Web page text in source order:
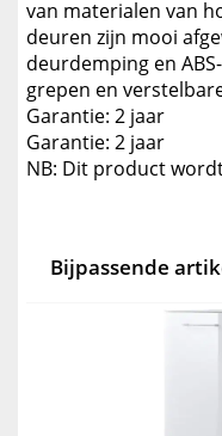
van materialen van
deuren zijn mooi
deurdemping en
grepen en
Garantie: 2 jaar
Garantie: 2 jaar
NB: Dit product
Bijpassende